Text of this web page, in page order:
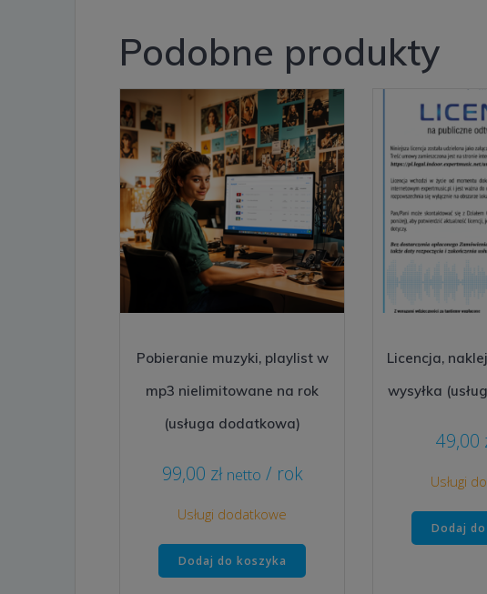
Podobne produkty
Pobieranie muzyki, playlist w
mp3 nielimitowane na rok
(usługa dodatkowa)
99,00 zł netto / rok
Usługi dodatkowe
Dodaj do koszyka
Licencja,
wysyłka
49,00
Usługi
Dodaj